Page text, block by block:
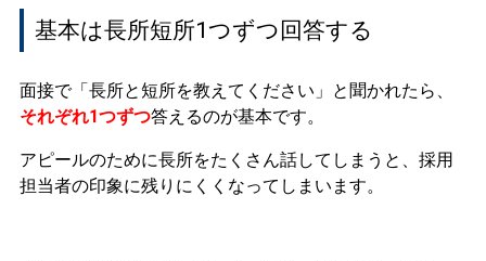
基本は長所短所1つずつ回答する
面接で「長所と短所を教えてください」と聞かれたら、
それぞれ1つずつ答えるのが基本です。
アピールのために長所をたくさん話してしまうと、採用
担当者の印象に残りにくくなってしまいます。